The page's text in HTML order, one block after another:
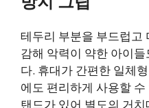
테두리 부분을 부드럽고
감해 악력이 약한 아이
다. 휴대가 간편한 일체
에도 편리하게 사용할
탠드가 있어 별도의 거치